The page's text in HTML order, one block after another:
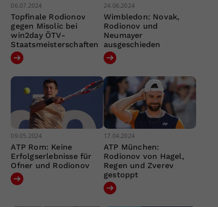
06.07.2024
Topfinale Rodionov
gegen Misolic bei
win2day ÖTV-
Staatsmeisterschaften
24.06.2024
Wimbledon: Novak,
Rodionov und
Neumayer
ausgeschieden
09.05.2024
ATP Rom: Keine
Erfolgserlebnisse für
Ofner und Rodionov
17.04.2024
ATP München:
Rodionov von Hagel,
Regen und Zverev
gestoppt